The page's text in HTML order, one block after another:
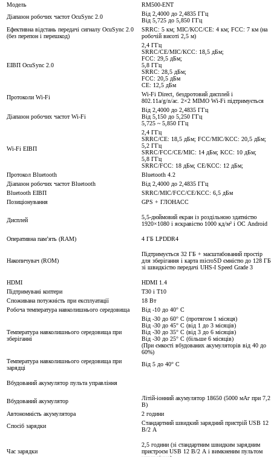
Модель
RM500-ENT
Діапазон робочих частот OcuSync 2.0
Від 2,4000 до 2,4835 ГГц
Від 5,725 до 5,850 ГГц
Ефективна відстань передачі сигналу OcuSync 2.0
(без перепон і перешкод)
SRRC: 5 км; MIC/KCC/CE: 4 км; FCC: 7 км (на
робочій висоті 2,5 м)
ЕІВП OcuSync 2.0
2,4 ГГц
SRRC/CE/MIC/KCC: 18,5 дБм;
FCC: 29,5 дБм;
5,8 ГГц
SRRC: 28,5 дБм;
FCC: 20,5 дБм
CE: 12,5 дБм
Протоколи Wi-Fi
Wi-Fi Direct, бездротовий дисплей і
802.11a/g/n/ac. 2×2 MIMO Wi-Fi підтримується
Діапазон робочих частот Wi-Fi
Від 2,4000 до 2,4835 ГГц
Від 5,150 до 5,250 ГГц
5,725 ~ 5,850 ГГц
Wi-Fi ЕІВП
2,4 ГГц
SRRC/CE: 18,5 дБм; FCC/MIC/KCC: 20,5 дБм;
5,2 ГГц
SRRC/FCC/CE/MIC: 14 дБм; KCC: 10 дБм;
5,8 ГГц
SRRC/FCC: 18 дБм; CE/KCC: 12 дБм;
Протокол Bluetooth
Bluetooth 4.2
Діапазон робочих частот Bluetooth
Від 2,4000 до 2,4835 ГГц
Bluetooth ЕІВП
SRRC/MIC/FCC/CE/KCC: 6,5 дБм
Позиціонування
GPS + ГЛОНАСС
Дисплей
5,5-дюймовий екран із роздільною здатністю
1920×1080 і яскравістю 1000 кд/м² і ОС Android
Оперативна пам’ять (RAM) 4 ГБ LPDDR4
Накопичувач (ROM)
Підтримується 32 ГБ + масштабований простір
для зберігання і карта microSD ємністю до 128 ГБ
зі швидкістю передачі UHS-I Speed ​​Grade 3
HDMI
HDMI 1.4
Підтримувані коптери
T30 і T10
Споживана потужність при експлуатації
18 Вт
Робоча температура навколишнього середовища
Від -10 до 40° C
Температура навколишнього середовища при
зберіганні
Від -30 до 60° C (протягом 1 місяця)
Від -30 до 45° C (від 1 до 3 місяців)
Від -30 до 35° C (від 3 до 6 місяців)
Від -30 до 25° C (більше 6 місяців)
(При ємкості вбудованих акумуляторів від 40 до
60%)
Температура навколишнього середовища при
зарядці
Від 5 до 40° C
Вбудований акумулятор пульта управління
Вбудований акумулятор
Літій-іонний акумулятор 18650 (5000 мАг при 7,2
В)
Автономність акумулятора
2 години
Спосіб зарядки
Стандартний швидкий зарядний пристрій USB 12
В/2 А
Час зарядки
2,5 години (зі стандартним швидким зарядним
пристроєм USB 12 В/2 А і вимкненим пультом